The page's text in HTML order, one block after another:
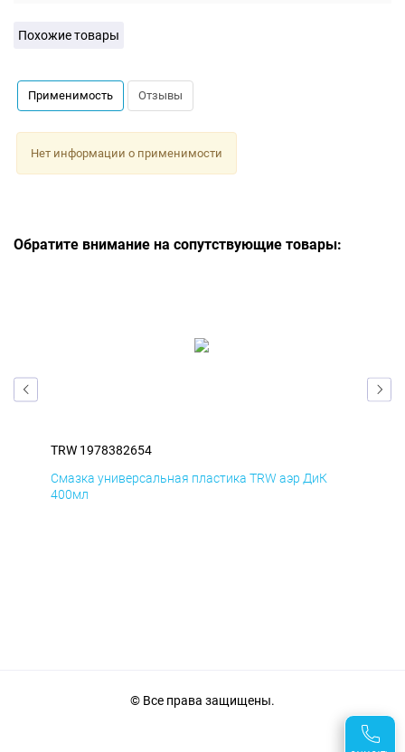
Похожие товары
Применимость Отзывы
Нет информации о применимости
Обратите внимание на сопутствующие товары:
TRW 1978382654
Смазка универсальная пластика TRW аэр ДиК
400мл
© Все права защищены.